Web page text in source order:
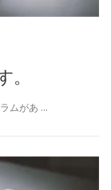
ムがあ …